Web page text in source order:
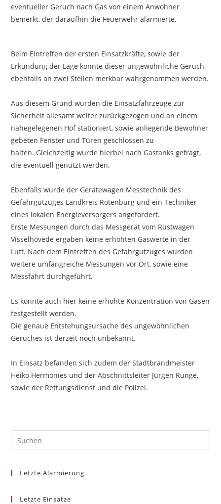
eventueller Geruch nach Gas von einem Anwohner
bemerkt, der daraufhin die Feuerwehr alarmierte.
Beim Eintreffen der ersten Einsatzkräfte, sowie der
Erkundung der Lage konnte dieser ungewöhnliche Geruch
ebenfalls an zwei Stellen merkbar wahrgenommen werden.
Aus diesem Grund wurden die Einsatzfahrzeuge zur
Sicherheit allesamt weiter zurückgezogen und an einem
nahegelegenen Hof stationiert, sowie anliegende Bewohner
gebeten Fenster und Türen geschlossen zu
halten. Gleichzeitig wurde hierbei nach Gastanks gefragt,
die eventuell genutzt werden.
Ebenfalls wurde der Gerätewagen Messtechnik des
Gefahrgutzuges Landkreis Rotenburg und ein Techniker
eines lokalen Energieversorgers angefordert.
Erste Messungen durch das Messgerät vom Rüstwagen
Visselhövede ergaben keine erhöhten Gaswerte in der
Luft. Nach dem Eintreffen des Gefahrgutzuges wurden
weitere umfangreiche Messungen vor Ort, sowie eine
Messfahrt durchgeführt.
Es konnte auch hier keine erhöhte Konzentration von Gasen
festgestellt werden.
Die genaue Entstehungsursache des ungewöhnlichen
Geruches ist derzeit noch unbekannt.
In Einsatz befanden sich zudem der Stadtbrandmeister
Heiko Hermonies und der Abschnittsleiter Jürgen Runge,
sowie der Rettungsdienst und die Polizei.
Letzte Alarmierung
Letzte Einsätze